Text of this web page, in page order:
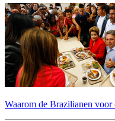
Waarom de Brazilianen